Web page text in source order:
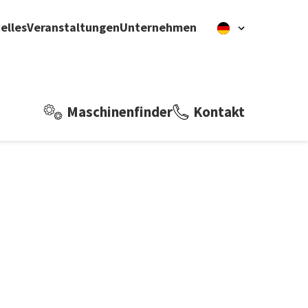
VeranstaltungenUnternehmen
Maschinenfinder Kontakt